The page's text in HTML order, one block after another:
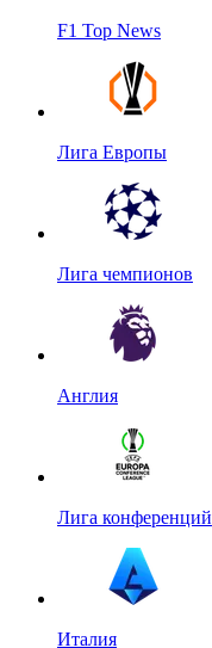
F1 Top News
Лига Европы
Лига чемпионов
Англия
Лига конференций
Италия